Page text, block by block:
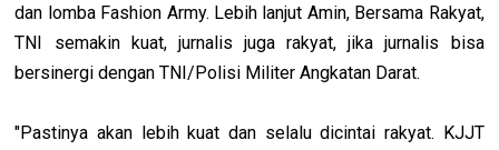
dan lomba Fashion Army. Lebih lanjut Amin, Bersama Rakyat,
TNI semakin kuat, jurnalis juga rakyat, jika jurnalis bisa
bersinergi dengan TNI/Polisi Militer Angkatan Darat.
"Pastinya akan lebih kuat dan selalu dicintai rakyat. KJJT